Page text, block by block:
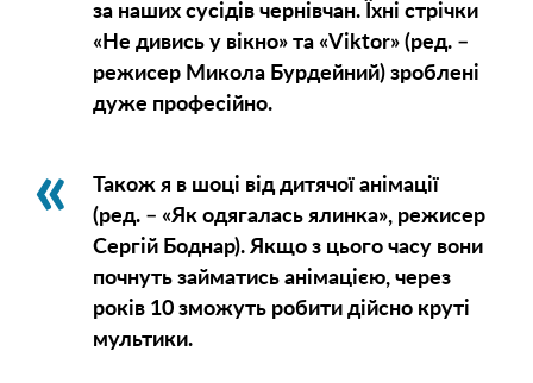
за наших сусідів чернівчан. Їхні стрічки
«Не дивись у вікно»та «Viktor»(ред. –
режисер Микола Бурдейний) зроблені
дуже професійно.
Також я в шоці від дитячої анімації
(ред. – «Як одягалась ялинка», режисер
Сергій Боднар). Якщо з цього часу вони
почнуть займатись анімацією, через
років 10 зможуть робити дійсно круті
мультики.